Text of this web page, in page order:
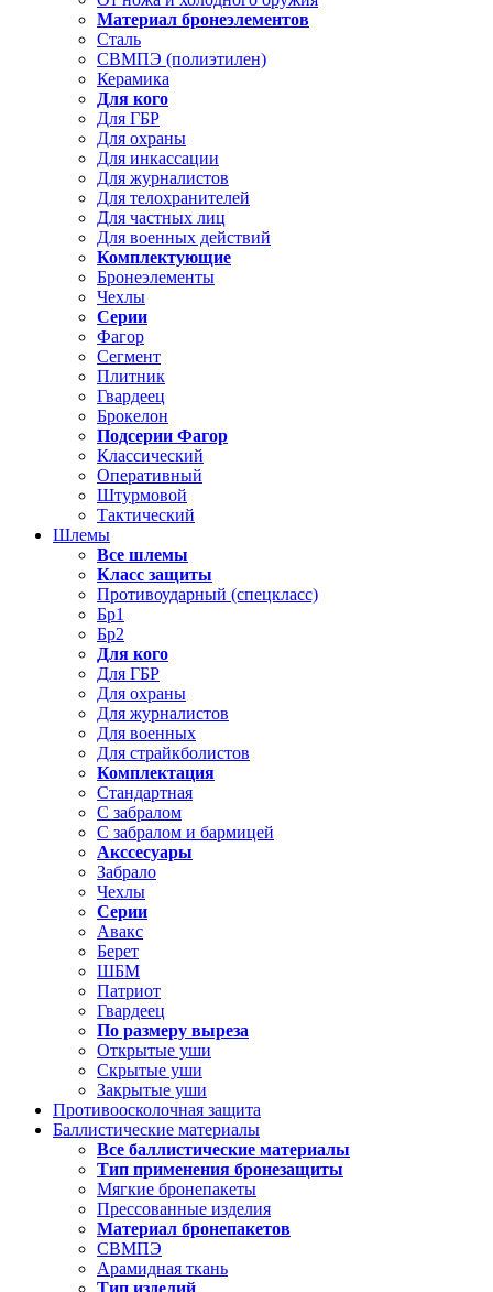
Материал бронеэлементов
Сталь
СВМПЭ (полиэтилен)
Керамика
Для кого
Для ГБР
Для охраны
Для инкассации
Для журналистов
Для телохранителей
Для частных лиц
Для военных действий
Комплектующие
Бронеэлементы
Чехлы
Серии
Фагор
Сегмент
Плитник
Гвардеец
Брокелон
Подсерии Фагор
Классический
Оперативный
Штурмовой
Тактический
Шлемы
Все шлемы
Класс защиты
Противоударный (спецкласс)
Бр1
Бр2
Для кого
Для ГБР
Для охраны
Для журналистов
Для военных
Для страйкболистов
Комплектация
Стандартная
С забралом
С забралом и бармицей
Акссесуары
Забрало
Чехлы
Серии
Авакс
Берет
ШБМ
Патриот
Гвардеец
По размеру выреза
Открытые уши
Скрытые уши
Закрытые уши
Противоосколочная защита
Баллистические материалы
Все баллистические материалы
Тип применения бронезащиты
Мягкие бронепакеты
Прессованные изделия
Материал бронепакетов
СВМПЭ
Арамидная ткань
Тип изделий